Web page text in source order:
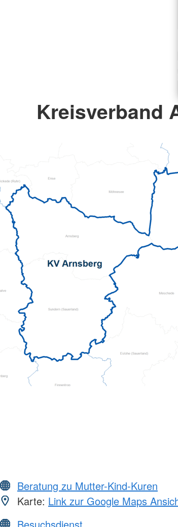
Kreisverband
Beratung zu Mutter-Kind-Kuren
Karte: Link zur Google Maps